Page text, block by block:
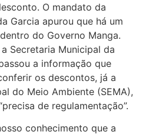
O mandato da
Garcia apurou que há um
do Governo Manga.
Secretaria Municipal da
a informação que
os descontos, já a
do Meio Ambiente (SEMA),
de regulamentação”.
conhecimento que a